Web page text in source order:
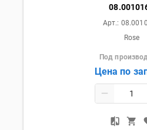
Арт.:
Rose
Под
Цена по